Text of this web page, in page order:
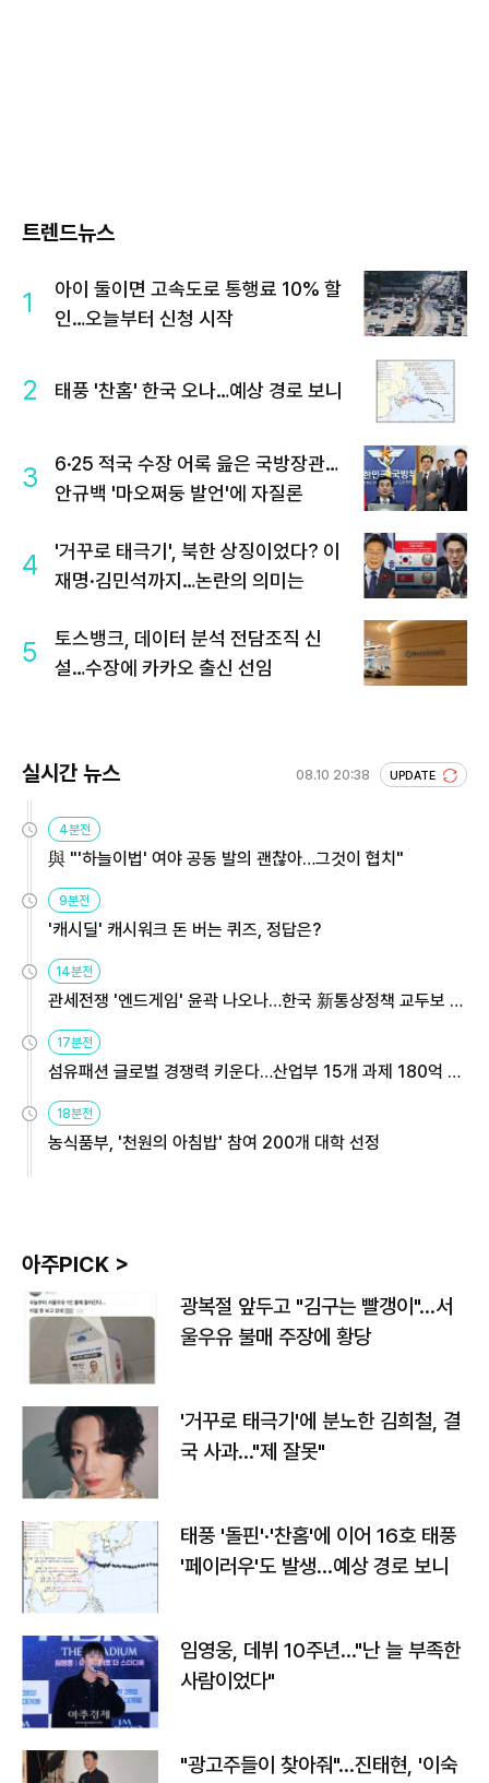
트렌드뉴스
1
아이 둘이면 고속도로 통행료 10% 할
인…오늘부터 신청 시작
2 태풍 '찬홈' 한국 오나…예상 경로 보니
3
6·25 적국 수장 어록 읊은 국방장관…
안규백 '마오쩌둥 발언'에 자질론
4
'거꾸로 태극기', 북한 상징이었다? 이
재명·김민석까지…논란의 의미는
5
토스뱅크, 데이터 분석 전담조직 신
설…수장에 카카오 출신 선임
실시간 뉴스 08.10 20:38 UPDATE
4분전
與 "'하늘이법' 여야 공동 발의 괜찮아…그것이 협치"
9분전
'캐시딜' 캐시워크 돈 버는 퀴즈, 정답은?
14분전
관세전쟁 '엔드게임' 윤곽 나오나…한국 新통상정책 교두보 활
17분전
섬유패션 글로벌 경쟁력 키운다…산업부 15개 과제 180억 지
18분전
농식품부, '천원의 아침밥' 참여 200개 대학 선정
아주PICK >
광복절 앞두고 "김구는 빨갱이"…서
울우유 불매 주장에 황당
'거꾸로 태극기'에 분노한 김희철, 결
국 사과…"제 잘못"
태풍 '돌핀'·'찬홈'에 이어 16호 태풍
'페이러우'도 발생…예상 경로 보니
임영웅, 데뷔 10주년…"난 늘 부족한
사람이었다"
"광고주들이 찾아줘"…진태현, '이숙